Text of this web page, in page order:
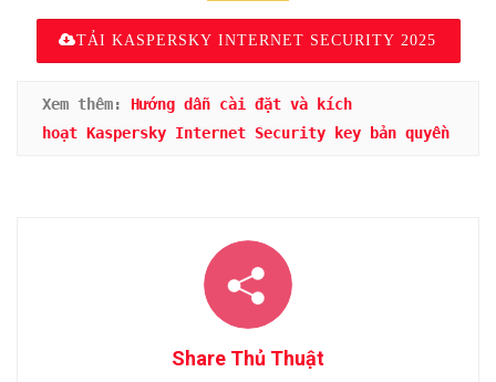
TẢI KASPERSKY INTERNET SECURITY 2025
Xem thêm:
Hướng dẫn cài đặt và kích
hoạt Kaspersky Internet Security key bản quyền
Share Thủ Thuật